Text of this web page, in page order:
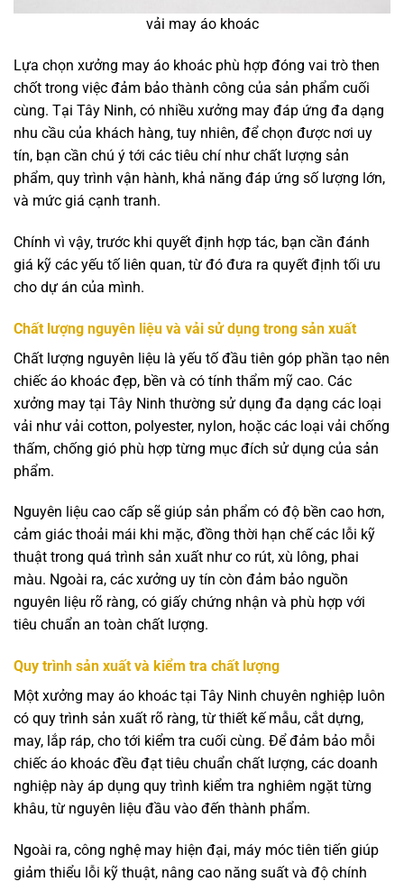
vải may áo khoác
Lựa chọn xưởng may áo khoác phù hợp đóng vai trò then
chốt trong việc đảm bảo thành công của sản phẩm cuối
cùng. Tại Tây Ninh, có nhiều xưởng may đáp ứng đa dạng
nhu cầu của khách hàng, tuy nhiên, để chọn được nơi uy
tín, bạn cần chú ý tới các tiêu chí như chất lượng sản
phẩm, quy trình vận hành, khả năng đáp ứng số lượng lớn,
và mức giá cạnh tranh.
Chính vì vậy, trước khi quyết định hợp tác, bạn cần đánh
giá kỹ các yếu tố liên quan, từ đó đưa ra quyết định tối ưu
cho dự án của mình.
Chất lượng nguyên liệu và vải sử dụng trong sản xuất
Chất lượng nguyên liệu là yếu tố đầu tiên góp phần tạo nên
chiếc áo khoác đẹp, bền và có tính thẩm mỹ cao. Các
xưởng may tại Tây Ninh thường sử dụng đa dạng các loại
vải như vải cotton, polyester, nylon, hoặc các loại vải chống
thấm, chống gió phù hợp từng mục đích sử dụng của sản
phẩm.
Nguyên liệu cao cấp sẽ giúp sản phẩm có độ bền cao hơn,
cảm giác thoải mái khi mặc, đồng thời hạn chế các lỗi kỹ
thuật trong quá trình sản xuất như co rút, xù lông, phai
màu. Ngoài ra, các xưởng uy tín còn đảm bảo nguồn
nguyên liệu rõ ràng, có giấy chứng nhận và phù hợp với
tiêu chuẩn an toàn chất lượng.
Quy trình sản xuất và kiểm tra chất lượng
Một xưởng may áo khoác tại Tây Ninh chuyên nghiệp luôn
có quy trình sản xuất rõ ràng, từ thiết kế mẫu, cắt dựng,
may, lắp ráp, cho tới kiểm tra cuối cùng. Để đảm bảo mỗi
chiếc áo khoác đều đạt tiêu chuẩn chất lượng, các doanh
nghiệp này áp dụng quy trình kiểm tra nghiêm ngặt từng
khâu, từ nguyên liệu đầu vào đến thành phẩm.
Ngoài ra, công nghệ may hiện đại, máy móc tiên tiến giúp
giảm thiểu lỗi kỹ thuật, nâng cao năng suất và độ chính